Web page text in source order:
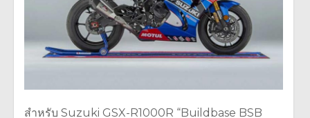
สำหรับ Suzuki GSX-R1000R “Buildbase BSB